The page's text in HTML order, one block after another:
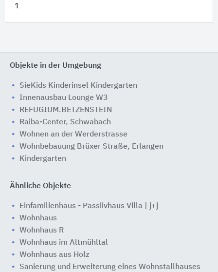
1
Objekte in der Umgebung
SieKids Kinderinsel Kindergarten
Innenausbau Lounge W3
REFUGIUM.BETZENSTEIN
Raiba-Center, Schwabach
Wohnen an der Werderstrasse
Wohnbebauung Brüxer Straße, Erlangen
Kindergarten
Ähnliche Objekte
Einfamilienhaus - Passiivhaus Villa | j+j
Wohnhaus
Wohnhaus R
Wohnhaus im Altmühltal
Wohnhaus aus Holz
Sanierung und Erweiterung eines Wohnstallhauses